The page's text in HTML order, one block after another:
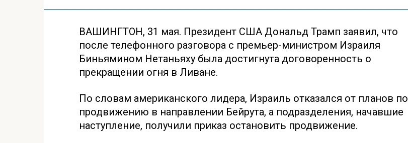
ВАШИНГТОН, 31 мая. Президент США Дональд Трамп заявил, что
после телефонного разговора с премьер-министром Израиля
Биньямином Нетаньяху была достигнута договоренность о
прекращении огня в Ливане.
По словам американского лидера, Израиль отказался от планов по
продвижению в направлении Бейрута, а подразделения, начавшие
наступление, получили приказ остановить продвижение.